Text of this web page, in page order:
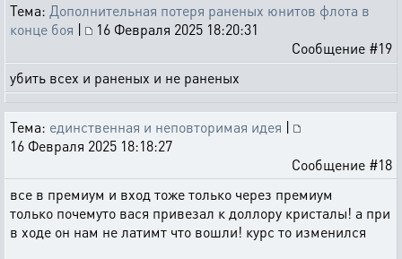
Тема: Дополнительная потеря раненых юнитов флота в
конце боя |
16 Февраля 2025 18:20:31
Сообщение #19
убить всех и раненых и не раненых
Тема: единственная и неповторимая идея |
16 Февраля 2025 18:18:27
Сообщение #18
все в премиум и вход тоже только через премиум
только почемуто вася привезал к доллору кристалы! а при
в ходе он нам не латимт что вошли! курс то изменился